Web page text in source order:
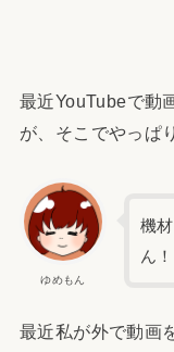
最近YouTubeで動
が、そこでやっぱ
ゆめもん
機
ん！
最近私が外で動画